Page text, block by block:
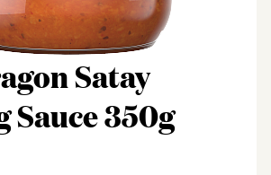
Satay
Sauce 350g